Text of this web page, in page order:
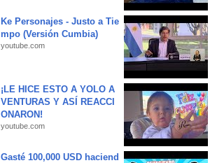
Ke Personajes - Justo a Tie
mpo (Versión Cumbia)
youtube.com
¡LE HICE ESTO A YOLO A
VENTURAS Y ASÍ REACCI
ONARON!
youtube.com
Gasté 100,000 USD haciend